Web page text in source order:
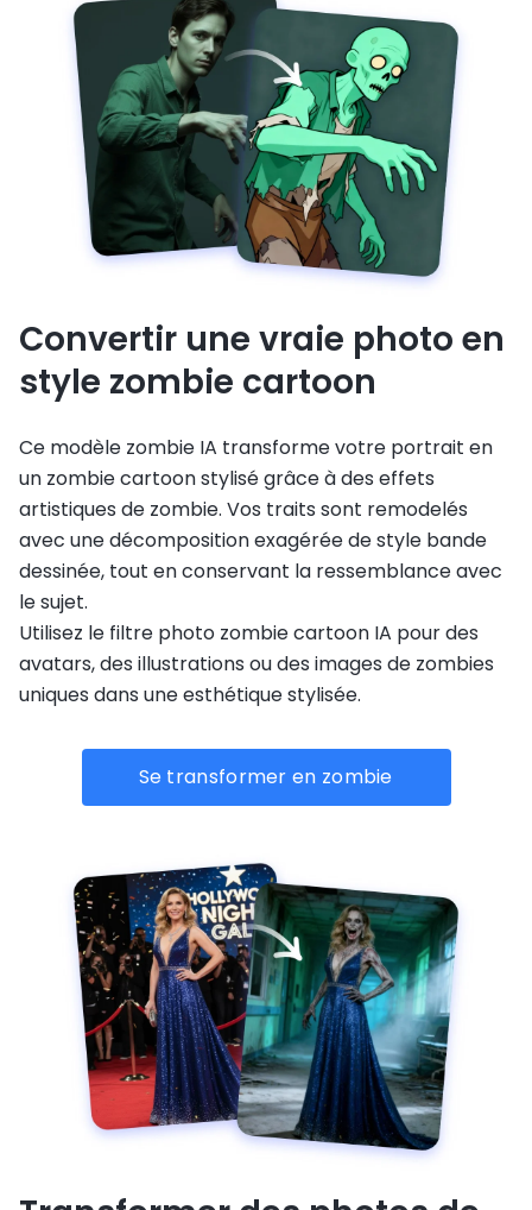
Convertir une vraie photo en
style zombie cartoon
Ce modèle zombie IA transforme votre portrait en
un zombie cartoon stylisé grâce à des effets
artistiques de zombie. Vos traits sont remodelés
avec une décomposition exagérée de style bande
dessinée, tout en conservant la ressemblance avec
le sujet.
Utilisez le filtre photo zombie cartoon IA pour des
avatars, des illustrations ou des images de zombies
uniques dans une esthétique stylisée.
Se transformer en zombie